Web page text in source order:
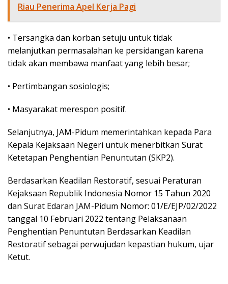
Riau Penerima Apel Kerja Pagi
• Tersangka dan korban setuju untuk tidak
melanjutkan permasalahan ke persidangan karena
tidak akan membawa manfaat yang lebih besar;
• Pertimbangan sosiologis;
• Masyarakat merespon positif.
Selanjutnya, JAM-Pidum memerintahkan kepada Para
Kepala Kejaksaan Negeri untuk menerbitkan Surat
Ketetapan Penghentian Penuntutan (SKP2).
Berdasarkan Keadilan Restoratif, sesuai Peraturan
Kejaksaan Republik Indonesia Nomor 15 Tahun 2020
dan Surat Edaran JAM-Pidum Nomor: 01/E/EJP/02/2022
tanggal 10 Februari 2022 tentang Pelaksanaan
Penghentian Penuntutan Berdasarkan Keadilan
Restoratif sebagai perwujudan kepastian hukum, ujar
Ketut.